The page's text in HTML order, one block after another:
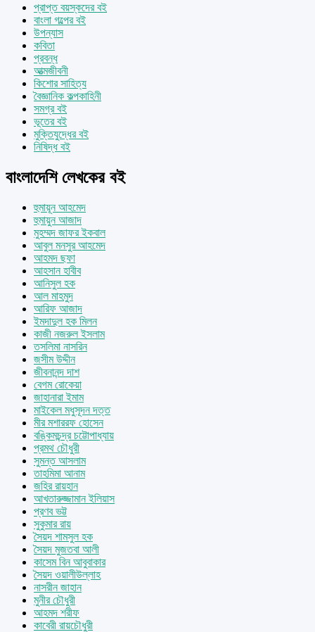
প্রাপ্ত বয়স্কদের বই
বাংলা গল্পের বই
উপন্যাস
কবিতা
প্রবন্ধ
আত্মজীবনী
কিশোর সাহিত্য
বৈজ্ঞানিক কল্পকাহিনী
সমগ্র বই
ভূতের বই
মুক্তিযুদ্ধের বই
নিষিদ্ধ বই
বাংলাদেশি লেখকের বই
হুমায়ূন আহমেদ
হুমায়ুন আজাদ
মুহম্মদ জাফর ইকবাল
আবুল মনসুর আহমেদ
আহমদ ছফা
আহসান হাবীব
আনিসুল হক
আল মাহমুদ
আরিফ আজাদ
ইমদাদুল হক মিলন
কাজী নজরুল ইসলাম
তসলিমা নাসরিন
জসীম উদ্দীন
জীবনানন্দ দাশ
বেগম রোকেয়া
জাহানারা ইমাম
মাইকেল মধুসূদন দত্ত
মীর মশাররফ হোসেন
বঙ্কিমচন্দ্র চট্টোপাধ্যায়
প্রমথ চৌধুরী
সুমন্ত আসলাম
তাহমিমা আনাম
জহির রায়হান
আখতারুজ্জামান ইলিয়াস
প্রণব ভট্ট
সুকুমার রায়
সৈয়দ শামসুল হক
সৈয়দ মুজতবা আলী
কাসেম বিন আবুবাকার
সৈয়দ ওয়ালীউল্লাহ
নাসরীন জাহান
মুনীর চৌধুরী
আহমদ শরীফ
কাবেরী রায়চৌধুরী